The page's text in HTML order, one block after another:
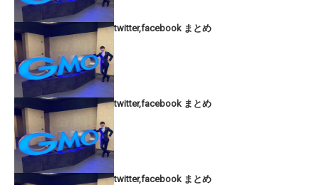
twitter,facebook まとめ
twitter,facebook まとめ
twitter,facebook まとめ